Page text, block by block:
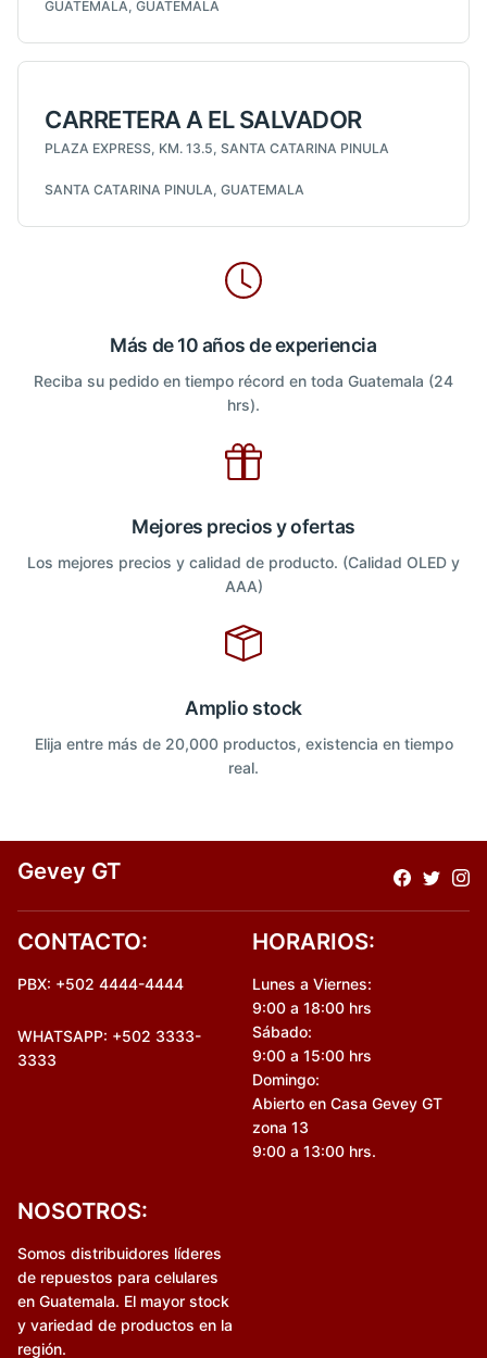
GUATEMALA, GUATEMALA
CARRETERA A EL SALVADOR
PLAZA EXPRESS, KM. 13.5, SANTA CATARINA PINULA
SANTA CATARINA PINULA, GUATEMALA
Más de 10 años de experiencia
Reciba su pedido en tiempo récord en toda Guatemala (24
hrs).
Mejores precios y ofertas
Los mejores precios y calidad de producto. (Calidad OLED y
AAA)
Amplio stock
Elija entre más de 20,000 productos, existencia en tiempo
real.
Gevey GT
CONTACTO:
PBX: +502 4444-4444
WHATSAPP: +502 3333-
3333
HORARIOS:
Lunes a Viernes:
9:00 a 18:00 hrs
Sábado:
9:00 a 15:00 hrs
Domingo:
Abierto en Casa Gevey GT
zona 13
9:00 a 13:00 hrs.
NOSOTROS:
Somos distribuidores líderes
de repuestos para celulares
en Guatemala. El mayor stock
y variedad de productos en la
región.